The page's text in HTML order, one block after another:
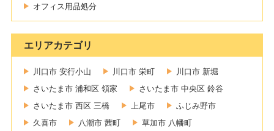
オフィス用品処分
エリアカテゴリ
川口市 安行小山 川口市 栄町
川口市 新堀
さいたま市 浦和区 領家
さいたま市 中央区 鈴谷
さいたま市 西区 三橋
上尾市
ふじみ野市
久喜市
八潮市 茜町
草加市 八幡町